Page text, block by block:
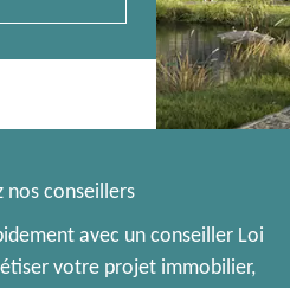
nos conseillers
avec un conseiller Loi
votre projet immobilier,